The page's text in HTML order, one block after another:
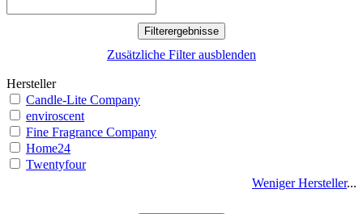
Filterergebnisse
Zusätzliche Filter ausblenden
Hersteller
Candle-Lite Company
enviroscent
Fine Fragrance Company
Home24
Twentyfour
Weniger Hersteller...